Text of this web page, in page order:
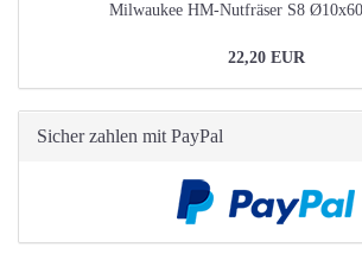
Milwaukee HM-Nutfräser S8
22,20 EUR
Sicher zahlen mit PayPal